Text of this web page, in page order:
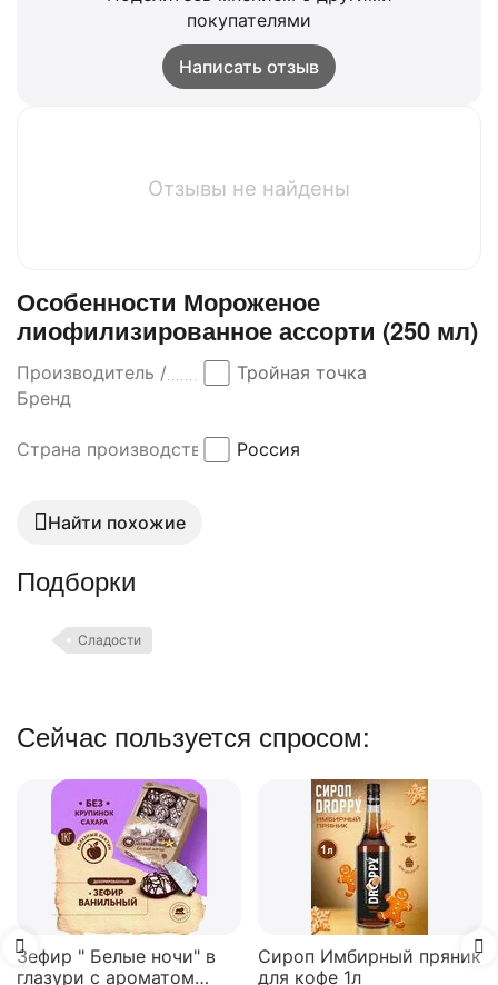
покупателями
Написать отзыв
Отзывы не найдены
Особенности Мороженое
лиофилизированное ассорти (250 мл)
Производитель /
Бренд
Тройная точка
Страна производства Россия
Найти похожие
Подборки
Сладости
Сейчас пользуется спросом:
Зефир " Белые ночи" в
глазури с ароматом
Сироп Имбирный пряник
для кофе 1л